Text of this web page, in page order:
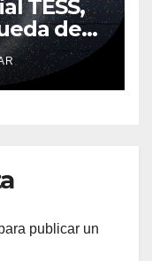
TESS,
de
publicar un